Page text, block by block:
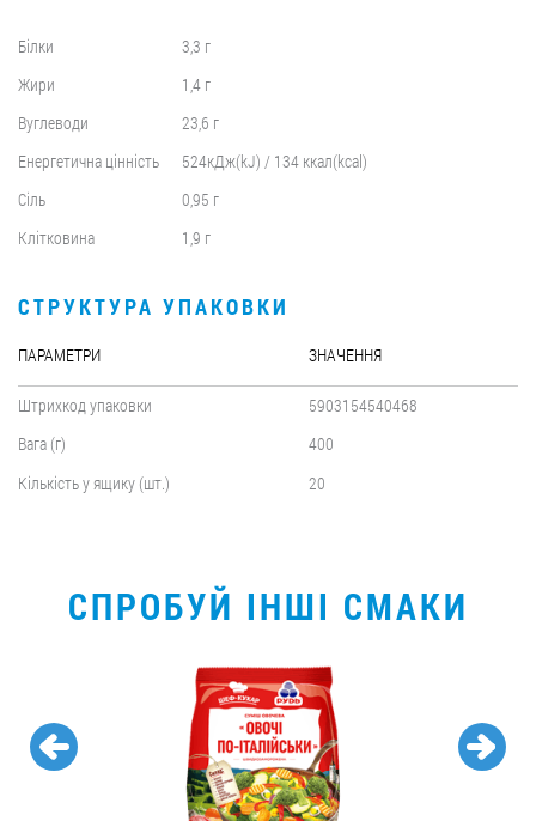
Білки
3,3 г
Жири
1,4 г
Вуглеводи
23,6 г
Енергетична цінність
524кДж(kJ) / 134 ккал(kcal)
Сіль
0,95 г
Клітковина
1,9 г
СТРУКТУРА УПАКОВКИ
ПАРАМЕТРИ ЗНАЧЕННЯ
Штрихкод упаковки
5903154540468
Вага (г)
400
Кількість у ящику (шт.)
20
СПРОБУЙ ІНШІ СМАКИ